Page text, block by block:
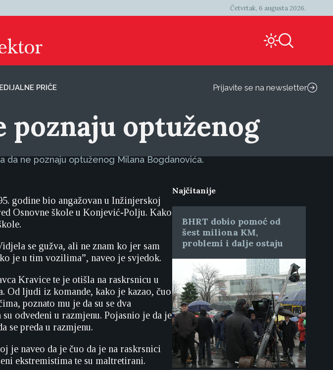
Četvrtak, 6 augusta 2026.
PRIČE Prijavite se na newsletter
poznaju optuženog
da ne poznaju optuženog Milana Bogdanovića.
godine bio angažovan u Inžinjerskoj
Osnovne škole u Konjević-Polju. Kako
se gužva, ali ne znam ko jer sam
je u tim vozilima”, naveo je svjedok.
Kravice te je otišla na raskrsnicu u
ljudi iz komande, kako je kazao, čuo
poznato mu je da su se dva
odvedeni u razmjenu. Pojasnio je da je
se preda u razmjenu.
je naveo da je čuo da je na raskrsnici
ekstremistima te su maltretirani.
Najčitanije
BHRT dobio pomoć od
šest miliona KM,
problemi i dalje ostaju